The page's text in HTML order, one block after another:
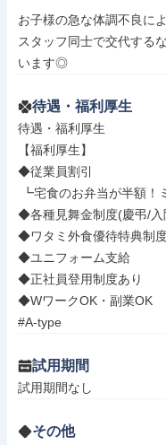
お子様の急な体調不良に
スタッフ同士で交代する
います◎
待遇・福利厚生
待遇・福利厚生
【福利厚生】
◆従業員割引
◆各種見舞金制度(慶弔/入
◆ワタミ外食優待特典制
◆ユニフォーム支給
◆正社員登用制度あり
◆WワークOK・副業OK
#A-type
試用期間
試用期間なし
その他